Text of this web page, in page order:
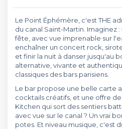
Le Point Éphémère, c'est THE
du canal Saint-Martin. Imaginez
fête, avec vue imprenable sur
enchaîner un concert rock,
et finir la nuit à danser jusqu'au
alternative, vivante et
classiques des bars parisiens.
Le bar propose une belle carte
cocktails créatifs, et une offre
Kitchen qui sort des sentiers
avec vue sur le canal ? Un vrai
potes. Et niveau musique, c'est